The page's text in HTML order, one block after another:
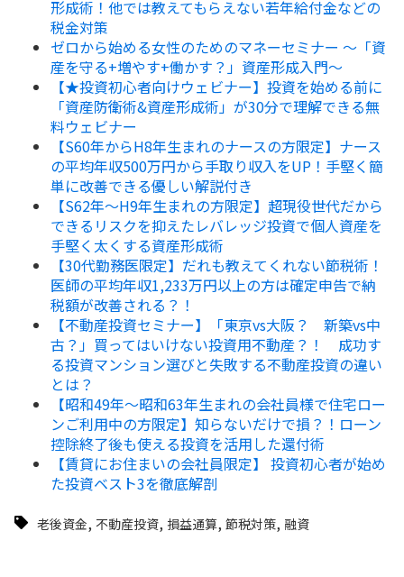
形成術！他では教えてもらえない若年給付金などの
税金対策
ゼロから始める女性のためのマネーセミナー ～「資
産を守る+増やす+働かす？」資産形成入門～
【★投資初心者向けウェビナー】投資を始める前に
「資産防衛術&資産形成術」が30分で理解できる無
料ウェビナー
【S60年からH8年生まれのナースの方限定】ナース
の平均年収500万円から手取り収入をUP！手堅く簡
単に改善できる優しい解説付き
【S62年～H9年生まれの方限定】超現役世代だから
できるリスクを抑えたレバレッジ投資で個人資産を
手堅く太くする資産形成術
【30代勤務医限定】だれも教えてくれない節税術！
医師の平均年収1,233万円以上の方は確定申告で納
税額が改善される？！
【不動産投資セミナー】「東京vs大阪？ 新築vs中
古？」買ってはいけない投資用不動産？！ 成功す
る投資マンション選びと失敗する不動産投資の違い
とは？
【昭和49年～昭和63年生まれの会社員様で住宅ロー
ンご利用中の方限定】知らないだけで損？！ローン
控除終了後も使える投資を活用した還付術
【賃貸にお住まいの会社員限定】 投資初心者が始め
た投資ベスト3を徹底解剖
老後資金, 不動産投資, 損益通算, 節税対策, 融資